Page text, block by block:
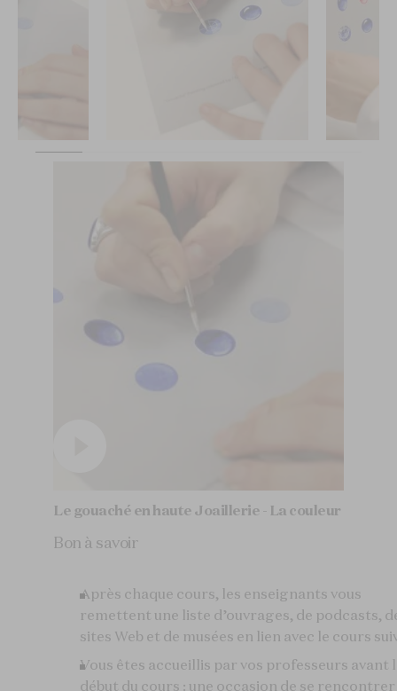
Le gouaché en haute Joaillerie - La couleur
Bon à savoir
Après chaque cours, les enseignants vous
remettent une liste d’ouvrages, de podcasts,
sites Web et de musées en lien avec le cours
Vous êtes accueillis par vos professeurs avant
début du cours : une occasion de se